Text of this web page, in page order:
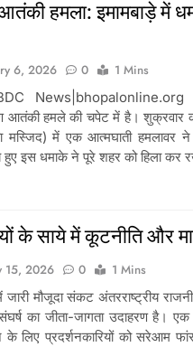
आतंकी हमला: इमामबाड़े में
6, 2026 0
1 Mins
|BDC News|bhopalonline.org
आतंकी हमले की चपेट में है। शुक्रवार
मस्जिद) में एक आत्मघाती हमलावर
इस धमाके ने पूरे शहर को हिला कर
के साये में कूटनीति और
15, 2026 0
1 Mins
मौजूदा संकट अंतरराष्ट्रीय
का जीता-जागता उदाहरण है।
के लिए प्रदर्शनकारियों को